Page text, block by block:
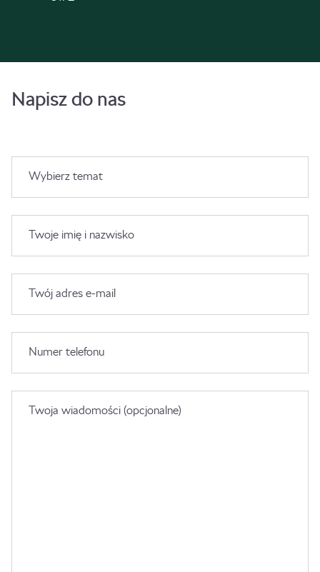
Napisz do nas
Wybierz temat
Twoje imię i nazwisko
Twój adres e-mail
Numer telefonu
Twoja wiadomości (opcjonalne)